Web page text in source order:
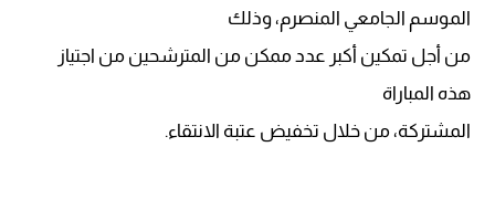
الموسم الجامعي المنصرم، وذلك
من أجل تمكين أكبر عدد ممكن من المترشحين من اجتياز
هذه المباراة
المشتركة، من خلال تخفيض عتبة الانتقاء.